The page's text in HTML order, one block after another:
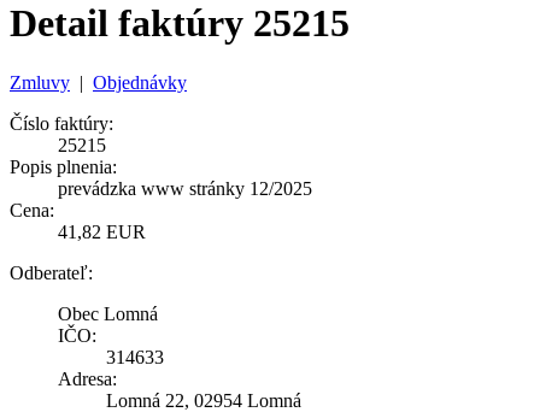
Detail faktúry 25215
Zmluvy | Objednávky
Číslo faktúry:
25215
Popis plnenia:
prevádzka www stránky 12/2025
Cena:
41,82 EUR
Odberateľ:
Obec Lomná
IČO:
314633
Adresa:
Lomná 22, 02954 Lomná